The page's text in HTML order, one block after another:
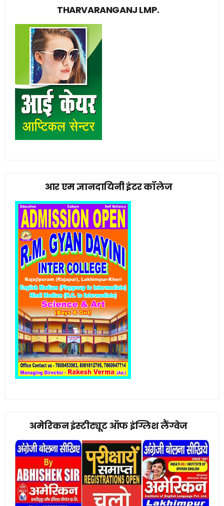
THARVARANGANJ LMP.
आर एम ज्ञानदायिनी इंटर कॉलेज
अमेरिकन इंस्टीट्यूट ऑफ इंग्लिश लैंग्वेज